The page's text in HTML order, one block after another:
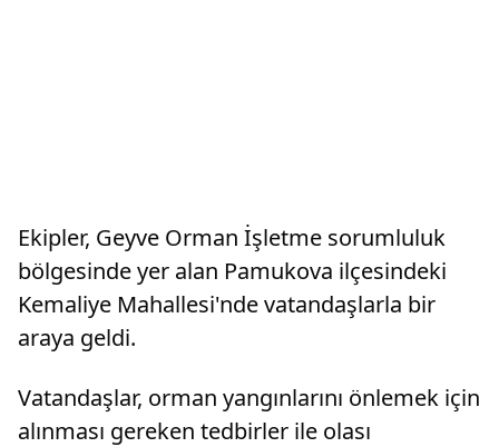
Ekipler, Geyve Orman İşletme sorumluluk
bölgesinde yer alan Pamukova ilçesindeki
Kemaliye Mahallesi'nde vatandaşlarla bir
araya geldi.
Vatandaşlar, orman yangınlarını önlemek için
alınması gereken tedbirler ile olası